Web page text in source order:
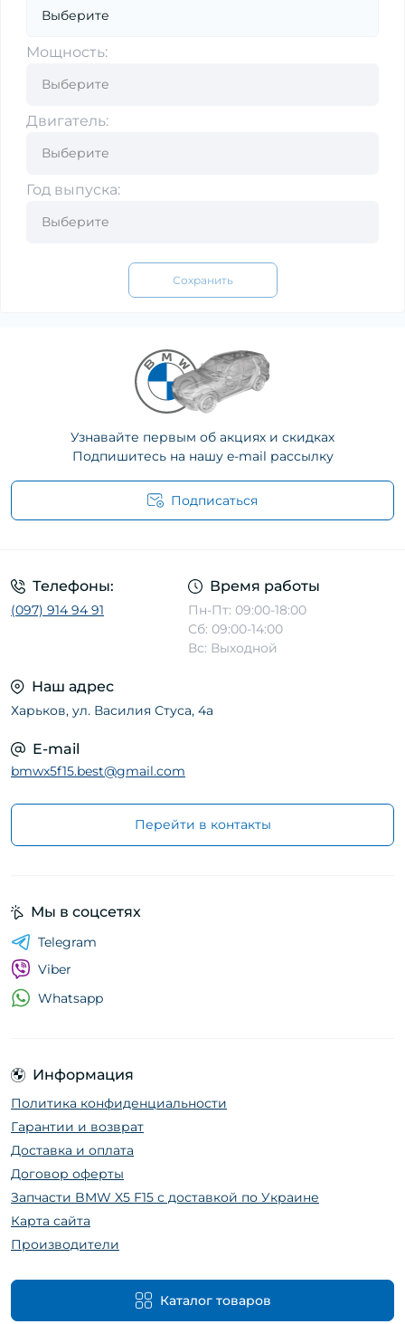
Мощность:
Двигатель:
Год выпуска:
Сохранить
Узнавайте первым об акциях и скидках
Подпишитесь на нашу e-mail рассылку
Подписаться
Телефоны:
(097) 914 94 91
Время работы
Пн-Пт: 09:00-18:00
Сб: 09:00-14:00
Вс: Выходной
Наш адрес
Харьков, ул. Василия Стуса, 4а
E-mail
bmwx5f15.best@gmail.com
Перейти в контакты
Информация
Политика конфиденциальности
Гарантии и возврат
Доставка и оплата
Договор оферты
Запчасти BMW X5 F15 с доставкой по Украине
Карта сайта
Производители
Каталог товаров
Мы в соцсетях
Telegram
Viber
Whatsapp